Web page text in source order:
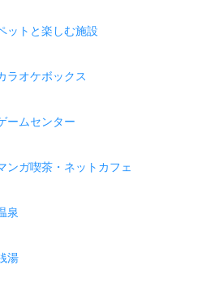
ットと楽しむ施設
ラオケボックス
ームセンター
ンガ喫茶・ネットカフェ
泉
湯